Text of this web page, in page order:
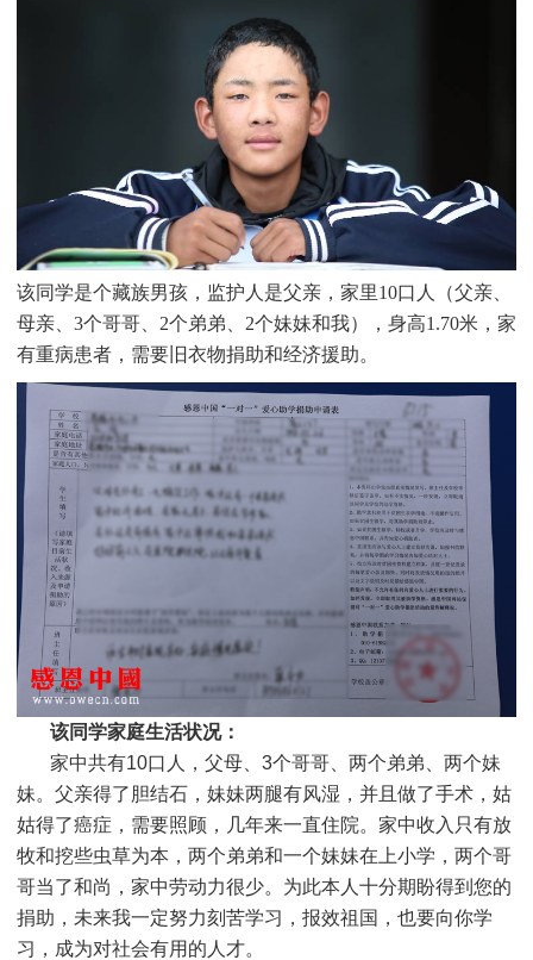
该同学是个藏族男孩，监护人是父亲，家里10口人（父亲、
母亲、3个哥哥、2个弟弟、2个妹妹和我），身高1.70米，家
有重病患者，需要旧衣物捐助和经济援助。
该同学家庭生活状况：
家中共有10口人，父母、3个哥哥、两个弟弟、两个妹
妹。父亲得了胆结石，妹妹两腿有风湿，并且做了手术，姑
姑得了癌症，需要照顾，几年来一直住院。家中收入只有放
牧和挖些虫草为本，两个弟弟和一个妹妹在上小学，两个哥
哥当了和尚，家中劳动力很少。为此本人十分期盼得到您的
捐助，未来我一定努力刻苦学习，报效祖国，也要向你学
习，成为对社会有用的人才。